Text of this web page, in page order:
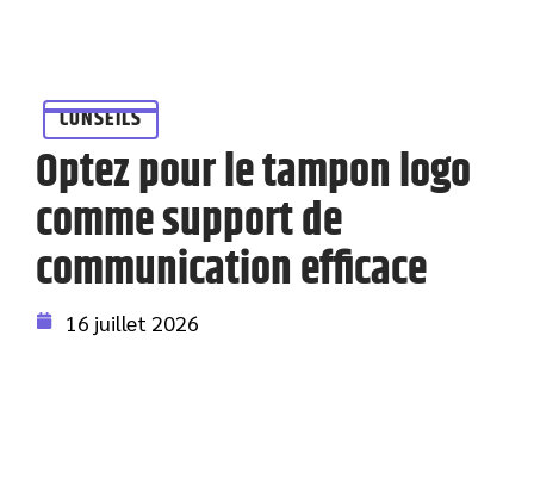
CONSEILS
Optez pour le tampon logo
comme support de
communication efficace
16 juillet 2026